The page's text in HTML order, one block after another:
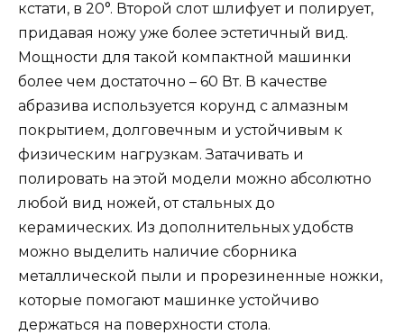
кстати, в 20°. Второй слот шлифует и полирует,
придавая ножу уже более эстетичный вид.
Мощности для такой компактной машинки
более чем достаточно – 60 Вт. В качестве
абразива используется корунд с алмазным
покрытием, долговечным и устойчивым к
физическим нагрузкам. Затачивать и
полировать на этой модели можно абсолютно
любой вид ножей, от стальных до
керамических. Из дополнительных удобств
можно выделить наличие сборника
металлической пыли и прорезиненные ножки,
которые помогают машинке устойчиво
держаться на поверхности стола.